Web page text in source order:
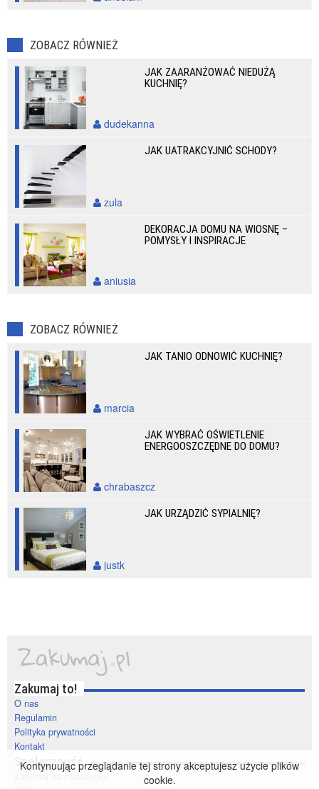
ZOBACZ RÓWNIEŻ
JAK ZAARANŻOWAĆ NIEDUŻĄ
KUCHNIĘ?
dudekanna
JAK UATRAKCYJNIĆ SCHODY?
zula
DEKORACJA DOMU NA WIOSNĘ –
POMYSŁY I INSPIRACJE
aniusia
ZOBACZ RÓWNIEŻ
JAK TANIO ODNOWIĆ KUCHNIĘ?
marcia
JAK WYBRAĆ OŚWIETLENIE
ENERGOOSZCZĘDNE DO DOMU?
chrabaszcz
JAK URZĄDZIĆ SYPIALNIĘ?
justk
Zakumaj to!
O nas
Regulamin
Polityka prywatności
Kontakt
Społeczność
Zakumaj na Facebooku
Kontynuując przeglądanie tej strony akceptujesz użycie plików
cookie.